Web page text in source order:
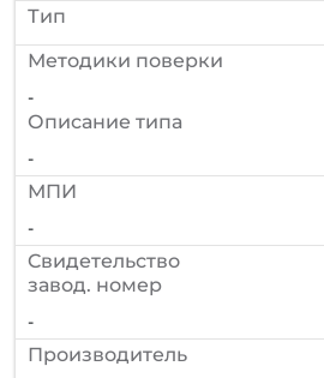
Тип
Методики поверки
-
Описание типа
-
МПИ
-
Cвидетельство
завод. номер
-
Производитель